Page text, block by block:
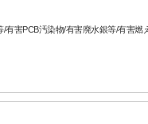
害PCB汚染物/有害廃水銀等/有害燃